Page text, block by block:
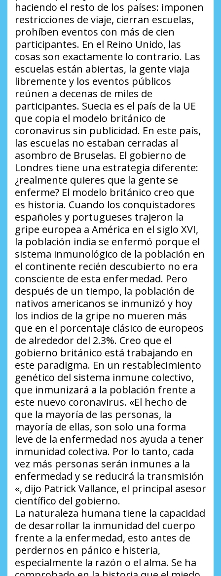
haciendo el resto de los países: imponen
restricciones de viaje, cierran escuelas,
prohíben eventos con más de cien
participantes. En el Reino Unido, las
cosas son exactamente lo contrario. Las
escuelas están abiertas, la gente viaja
libremente y los eventos públicos
reúnen a decenas de miles de
participantes. Suecia es el país de la UE
que copia el modelo británico de
coronavirus sin publicidad. En este país,
las escuelas no estaban cerradas al
asombro de Bruselas. El gobierno de
Londres tiene una estrategia diferente:
¿realmente quieres que la gente se
enferme? El modelo británico creo que
es historia. Cuando los conquistadores
españoles y portugueses trajeron la
gripe europea a América en el siglo XVI,
la población india se enfermó porque el
sistema inmunológico de la población en
el continente recién descubierto no era
consciente de esta enfermedad. Pero
después de un tiempo, la población de
nativos americanos se inmunizó y hoy
los indios de la gripe no mueren más
que en el porcentaje clásico de europeos
de alrededor del 2.3%. Creo que el
gobierno británico está trabajando en
este paradigma. En un restablecimiento
genético del sistema inmune colectivo,
que inmunizará a la población frente a
este nuevo coronavirus. «El hecho de
que la mayoría de las personas, la
mayoría de ellas, son solo una forma
leve de la enfermedad nos ayuda a tener
inmunidad colectiva. Por lo tanto, cada
vez más personas serán inmunes a la
enfermedad y se reducirá la transmisión
«, dijo Patrick Vallance, el principal asesor
científico del gobierno.
La naturaleza humana tiene la capacidad
de desarrollar la inmunidad del cuerpo
frente a la enfermedad, esto antes de
perdernos en pánico e histeria,
especialmente la razón o el alma. Se ha